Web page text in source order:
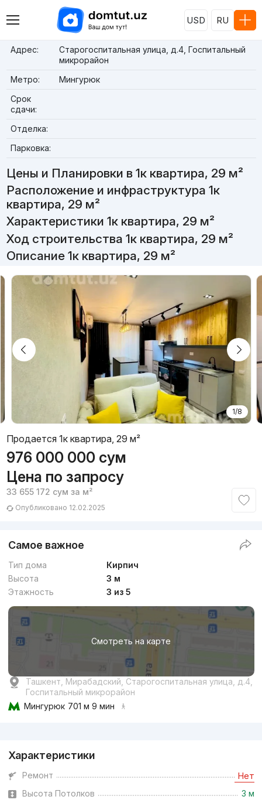
USD RU
Адрес:
Старогоспитальная улица, д.4, Госпитальный
микрорайон
Метро:
Мингурюк
Срок
сдачи:
Отделка:
Парковка:
Цены и Планировки в 1к квартира, 29 м²
Расположение и инфраструктура 1к
квартира, 29 м²
Характеристики 1к квартира, 29 м²
Ход строительства 1к квартира, 29 м²
Описание 1к квартира, 29 м²
1/8
Продается 1к квартира, 29 м²
976 000 000 сум
Цена по запросу
33 655 172 сум за м²
Опубликовано 12.02.2025
Самое важное
Тип дома
Кирпич
Высота
3 м
Этажность
3 из 5
Смотреть на карте
Ташкент, Мирабадский, Старогоспитальная улица, д.4,
Госпитальный микрорайон
Мингурюк 701 м 9 мин
Характеристики
Ремонт Нет
Высота Потолков 3 м